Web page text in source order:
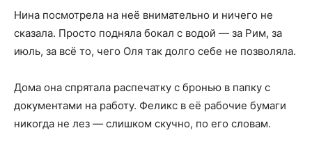
Нина посмотрела на неё внимательно и ничего не
сказала. Просто подняла бокал с водой — за Рим, за
июль, за всё то, чего Оля так долго себе не позволяла.
Дома она спрятала распечатку с бронью в папку с
документами на работу. Феликс в её рабочие бумаги
никогда не лез — слишком скучно, по его словам.